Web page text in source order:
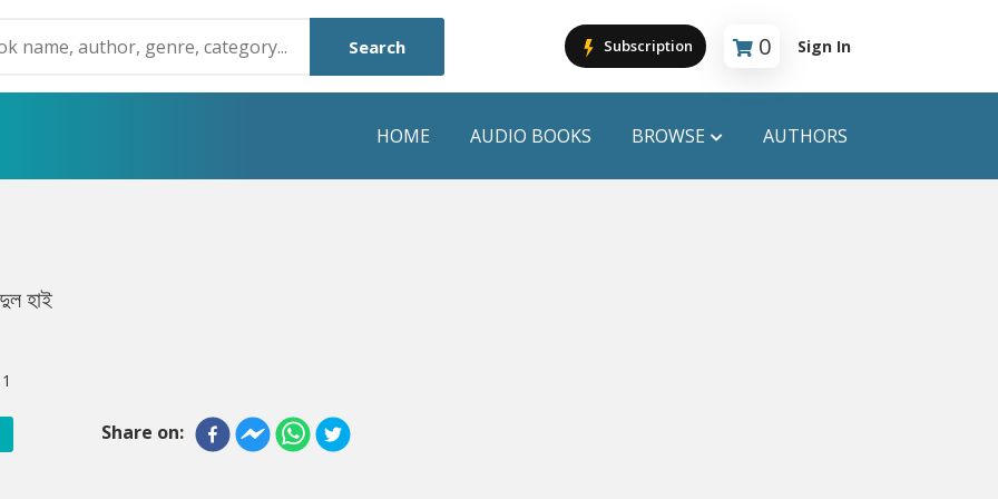
Search Subscription 0
Cart is empty
Sign In
HOME AUDIO BOOKS BROWSE
Shanjana Alam
AUTHORS
হাই
1
Share on: